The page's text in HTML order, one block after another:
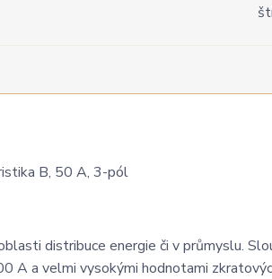
B, 50 A, 3-pól
distribuce energie či v průmyslu.
A a velmi vysokými hodnotami